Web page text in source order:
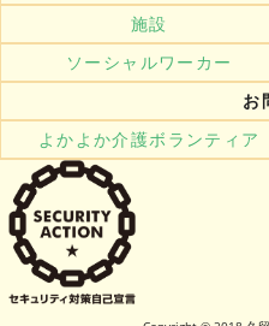
施設
ソーシャルワーカー
お
よかよか介護ボランティア